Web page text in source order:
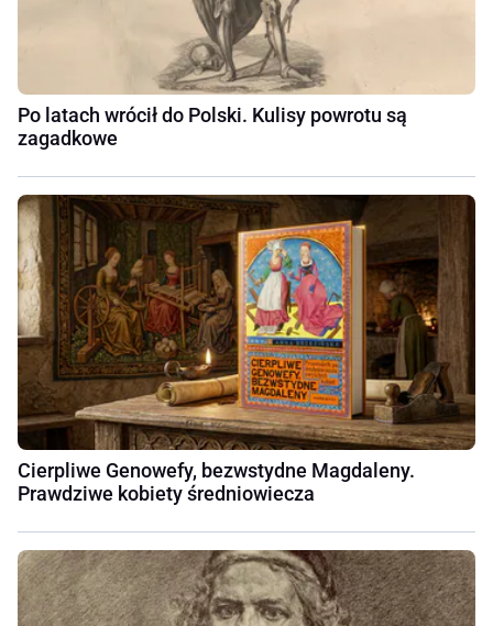
Po latach wrócił do Polski. Kulisy powrotu są
zagadkowe
Cierpliwe Genowefy, bezwstydne Magdaleny.
Prawdziwe kobiety średniowiecza